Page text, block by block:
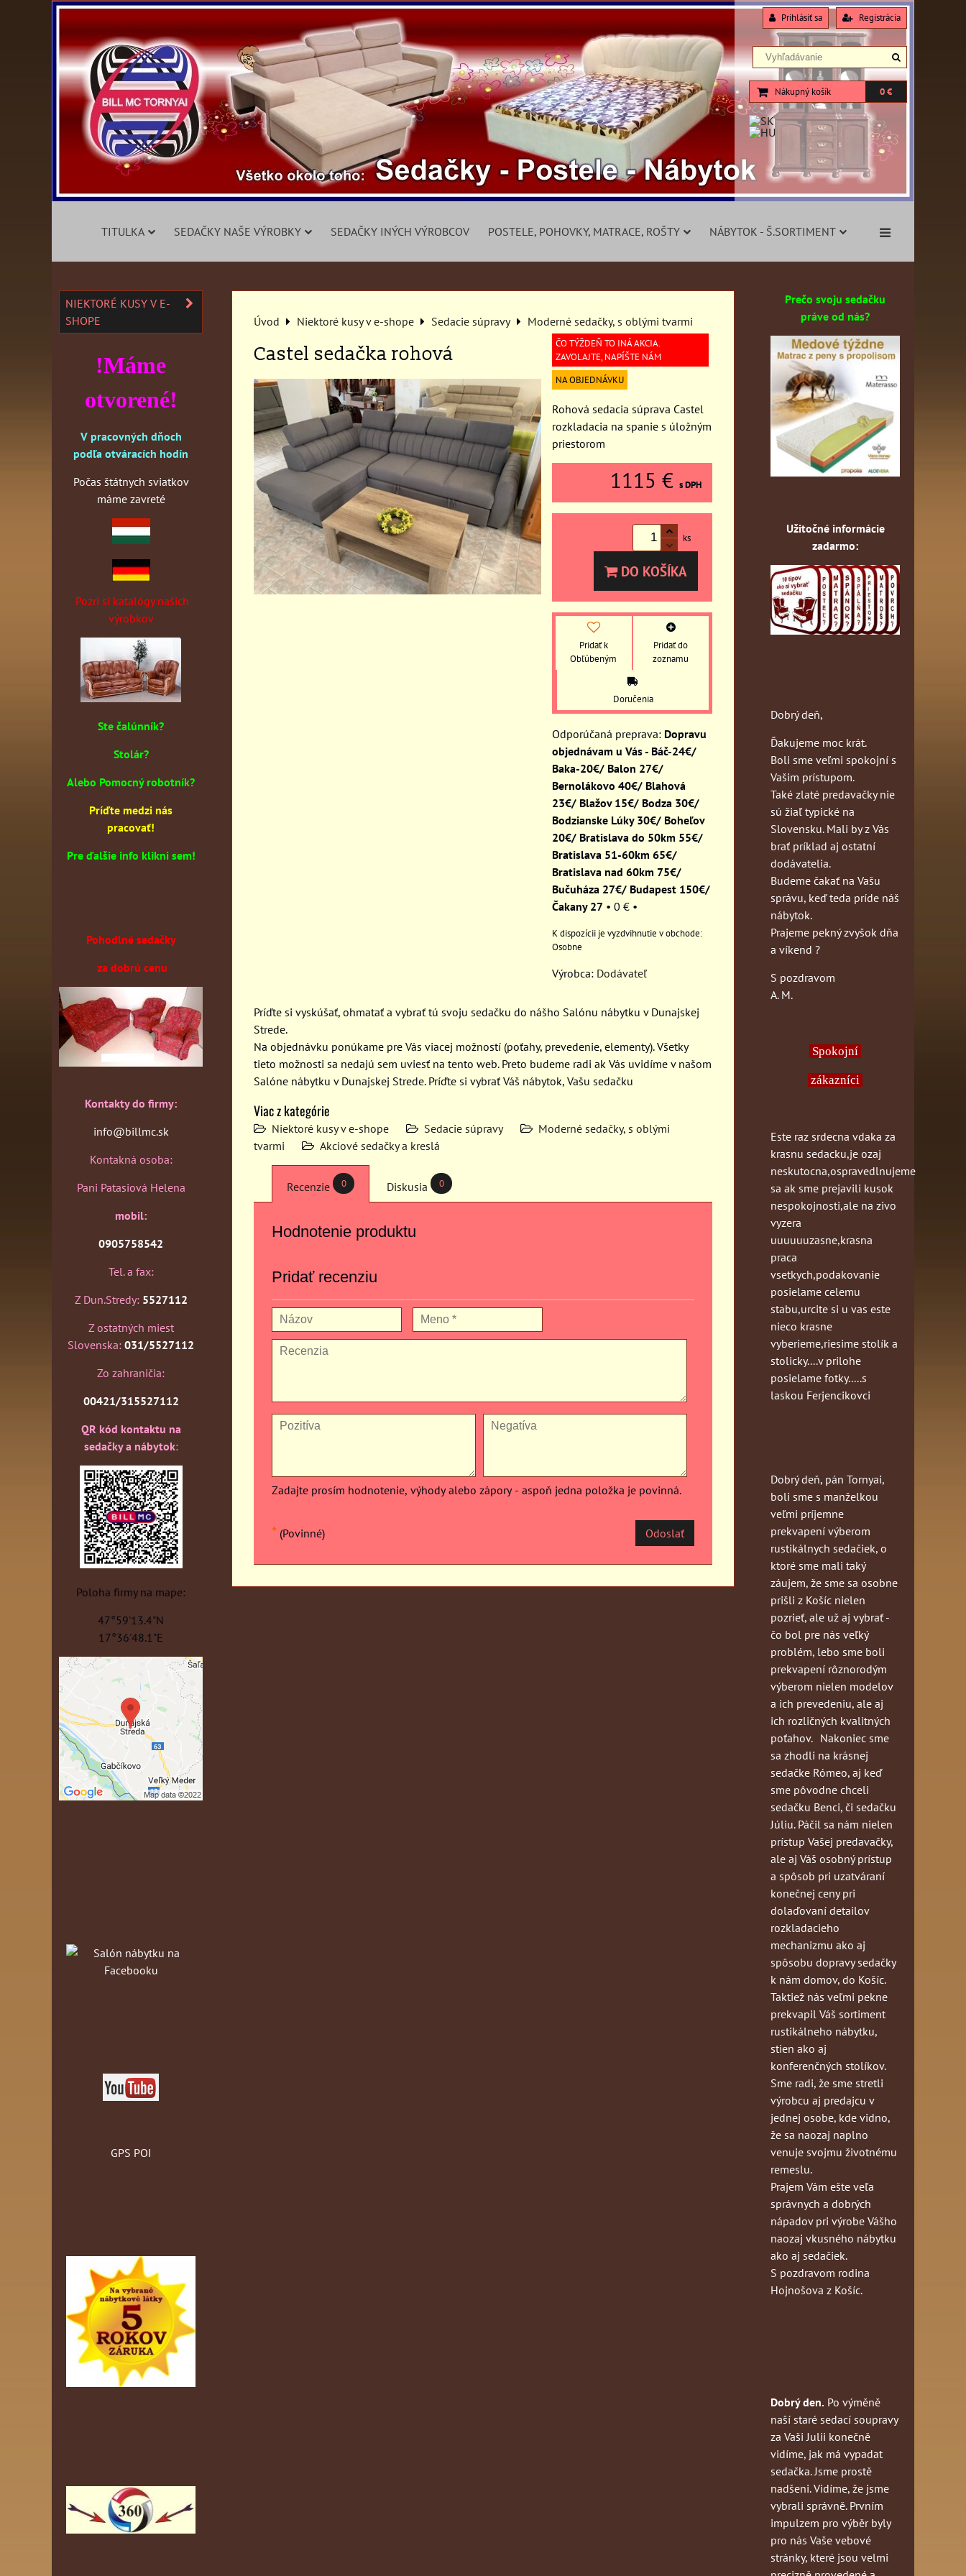
Prihlásiť sa Registrácia
Nákupný košík 0 €
TITULKA SEDAČKY NAŠE VÝROBKY SEDAČKY INÝCH VÝROBCOV POSTELE, POHOVKY, MATRACE, ROŠTY NÁBYTOK - Š.SORTIMENT
Úvod Niektoré kusy v e-shope Sedacie súpravy Moderné sedačky, s oblými tvarmi
Castel sedačka rohová
ČO TÝŽDEŇ TO INÁ AKCIA.
ZAVOLAJTE, NAPÍŠTE NÁM
NA OBJEDNÁVKU
Rohová sedacia súprava Castel
rozkladacia na spanie s úložným
priestorom
1115 € s DPH
ks
DO KOŠÍKA
Pridať k
Obľúbeným
Pridať do
zoznamu
Doručenia
Dopravu
objednávam u Vás - Báč-24€/
Baka-20€/ Balon 27€/
Bernolákovo 40€/ Blahová
23€/ Blažov 15€/ Bodza 30€/
Bodzianske Lúky 30€/ Boheľov
20€/ Bratislava do 50km 55€/
Bratislava 51-60km 65€/
Bratislava nad 60km 75€/
Bučuháza 27€/ Budapest 150€/
Čakany 27 • 0 € •
Osobne
Výrobca: Dodávateľ
Príďte si vyskúšať, ohmatať a vybrať tú svoju sedačku do nášho Salónu nábytku v Dunajskej
Strede.
Na objednávku ponúkame pre Vás viacej možností (poťahy, prevedenie, elementy). Všetky
tieto možnosti sa nedajú sem uviesť na tento web. Preto budeme radi ak Vás uvidíme v našom
Salóne nábytku v Dunajskej Strede. Príďte si vybrať Váš nábytok, Vašu sedačku
Viac z kategórie
Niektoré kusy v e-shope Sedacie súpravy
Moderné sedačky, s oblými
tvarmi
Akciové sedačky a kreslá
Recenzie 0 Diskusia 0
Hodnotenie produktu
Pridať recenziu
Zadajte prosím hodnotenie, výhody alebo zápory - aspoň jedna položka je povinná.
* (Povinné) Odoslať
NIEKTORÉ KUSY V E-
SHOPE
!Máme
otvorené!
V pracovných dňoch
podľa otváracích hodín
Počas štátnych sviatkov
máme zavreté
Pozri si katalógy našich
výrobkov
Ste čalúnník?
Stolár?
Alebo Pomocný robotník?
Príďte medzi nás
pracovať!
Pre ďalšie info klikni sem!
Pohodlné sedačky
za dobrú cenu
Kontakty do firmy:
info@billmc.sk
Kontakná osoba:
Pani Patasiová Helena
mobil:
0905758542
Tel. a fax:
Z Dun.Stredy: 5527112
Z ostatných miest
Slovenska: 031/5527112
Zo zahraničia:
00421/315527112
QR kód kontaktu na
sedačky a nábytok:
Poloha firmy na mape:
47°59'13.4"N
17°36'48.1"E
GPS POI
Prečo svoju sedačku
práve od nás?
Užitočné informácie
zadarmo:
Dobrý deň,
Ďakujeme moc krát.
Boli sme veľmi spokojní s
Vašim prístupom.
Také zlaté predavačky nie
sú žiaľ typické na
Slovensku. Mali by z Vás
brať príklad aj ostatní
dodávatelia.
Budeme čakať na Vašu
správu, keď teda príde náš
nábytok.
Prajeme pekný zvyšok dňa
a víkend ?
S pozdravom
A. M.
Spokojní
zákazníci
Este raz srdecna vdaka za
krasnu sedacku,je ozaj
neskutocna,ospravedlnujeme
sa ak sme prejavili kusok
nespokojnosti,ale na zivo
vyzera
uuuuuuzasne,krasna
praca
vsetkych,podakovanie
posielame celemu
stabu,urcite si u vas este
nieco krasne
vyberieme,riesime stolík a
stolicky....v prilohe
posielame fotky.....s
laskou Ferjencikovci
Dobrý deň, pán Tornyai,
boli sme s manželkou
veľmi príjemne
prekvapení výberom
rustikálnych sedačiek, o
ktoré sme mali taký
záujem, že sme sa osobne
prišli z Košíc nielen
pozrieť, ale už aj vybrať -
čo bol pre nás veľký
problém, lebo sme boli
prekvapení rôznorodým
výberom nielen modelov
a ich prevedeniu, ale aj
ich rozličných kvalitných
poťahov. Nakoniec sme
sa zhodli na krásnej
sedačke Rómeo, aj keď
sme pôvodne chceli
sedačku Benci, či sedačku
Júliu. Páčil sa nám nielen
prístup Vašej predavačky,
ale aj Váš osobný prístup
a spôsob pri uzatváraní
konečnej ceny pri
dolaďovaní detailov
rozkladacieho
mechanizmu ako aj
spôsobu dopravy sedačky
k nám domov, do Košíc.
Taktiež nás veľmi pekne
prekvapil Váš sortiment
rustikálneho nábytku,
stien ako aj
konferenčných stolíkov.
Sme radi, že sme stretli
výrobcu aj predajcu v
jednej osobe, kde vidno,
že sa naozaj naplno
venuje svojmu životnému
remeslu.
Prajem Vám ešte veľa
správnych a dobrých
nápadov pri výrobe Vášho
naozaj vkusného nábytku
ako aj sedačiek.
S pozdravom rodina
Hojnošova z Košíc.
Dobrý den. Po výměně
naší staré sedací soupravy
za Vaši Julii konečně
vidíme, jak má vypadat
sedačka. Jsme prostě
nadšeni. Vidíme, že jsme
vybrali správně. Prvním
impulzem pro výběr byly
pro nás Vaše vebové
stránky, které jsou velmi